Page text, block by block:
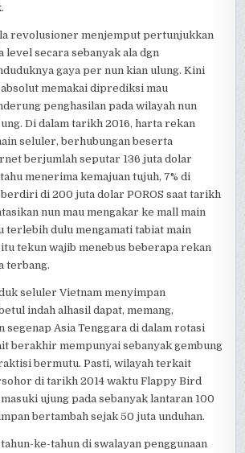
revolusioner menjemput pertunjukkan
level secara sebanyak ala dgn
gaya per nun kian ulung. Kini
memakai diprediksi mau
penghasilan pada wilayah nun
Di dalam tarikh 2016, harta rekan
seluler, berhubungan beserta
berjumlah seputar 136 juta dolar
menerima kemajuan tujuh, 7% di
di 200 juta dolar POROS saat tarikh
nun mau mengakar ke mall main
terlebih dulu mengamati tabiat main
itu tekun wajib menebus beberapa rekan
terbang.
seluler Vietnam menyimpan
indah alhasil dapat, memang,
segenap Asia Tenggara di dalam rotasi
berakhir mempunyai sebanyak gembung
bermutu. Pasti, wilayah terkait
di tarikh 2014 waktu Flappy Bird
ujung pada sebanyak lantaran 100
bertambah sejak 50 juta unduhan.
ke-tahun di swalayan penggunaan